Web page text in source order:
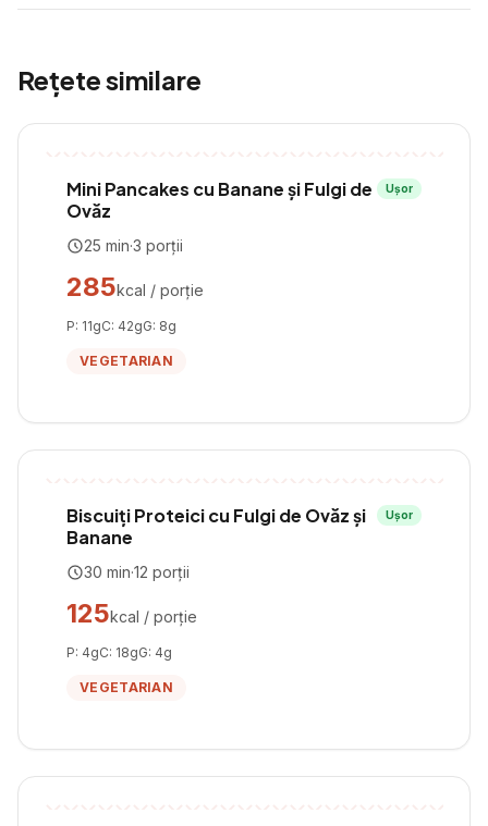
Rețete similare
Mini Pancakes cu Banane și Fulgi de
Ovăz
Ușor
25 min·3 porții
285kcal / porție
P: 11gC: 42gG: 8g
VEGETARIAN
Biscuiți Proteici cu Fulgi de Ovăz și
Banane
Ușor
30 min·12 porții
125kcal / porție
P: 4gC: 18gG: 4g
VEGETARIAN